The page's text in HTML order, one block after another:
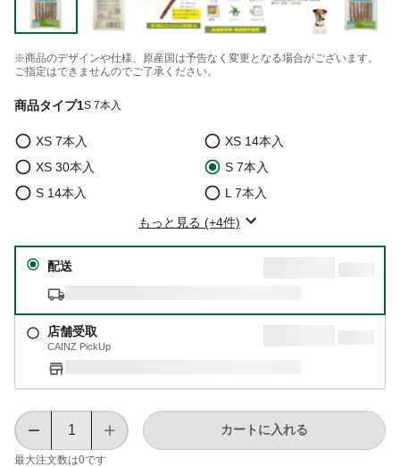
※商品のデザインや仕様、原産国は予告なく変更となる場合がございます。
ご指定はできませんのでご了承ください。
商品タイプ1S 7本入
XS 7本入
XS 14本入
XS 30本入
S 7本入
S 14本入
L 7本入
もっと見る (+4件)
配送
店舗受取
CAINZ PickUp
最大注文数は0です
カートに入れる